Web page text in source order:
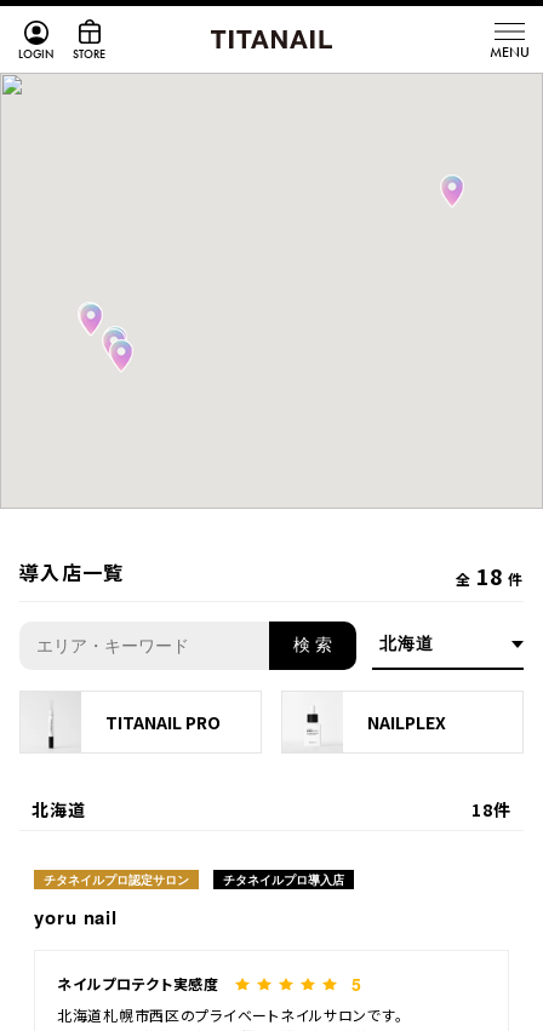
LOGIN STORE
導入店一覧 全 18 件
検 索
TITANAIL PRO NAILPLEX
北海道 18件
チタネイルプロ認定サロン チタネイルプロ導入店
yoru nail
ネイルプロテクト実感度 5
北海道札幌市西区のプライベートネイルサロンです。